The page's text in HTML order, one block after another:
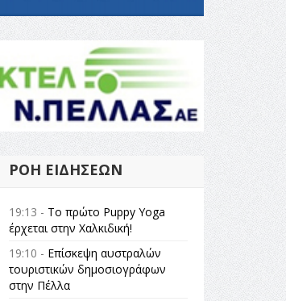
ΡΟΉ ΕΙΔΉΣΕΩΝ
19:13 - Το πρώτο Puppy Yoga
έρχεται στην Χαλκιδική!
19:10 - Επίσκεψη αυστραλών
τουριστικών δημοσιογράφων
στην Πέλλα